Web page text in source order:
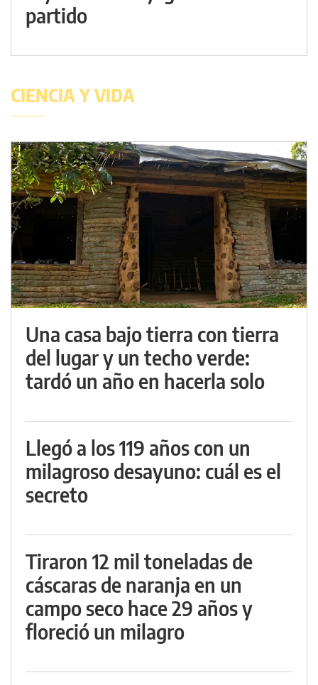
partido
CIENCIA Y VIDA
Una casa bajo tierra con tierra
del lugar y un techo verde:
tardó un año en hacerla solo
Llegó a los 119 años con un
milagroso desayuno: cuál es el
secreto
Tiraron 12 mil toneladas de
cáscaras de naranja en un
campo seco hace 29 años y
floreció un milagro